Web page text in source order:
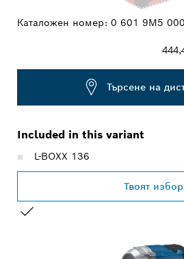
Каталожен номер: 0 601 9M5 000
Търсене на
Included in this variant
L-BOXX 136
Твоят избор